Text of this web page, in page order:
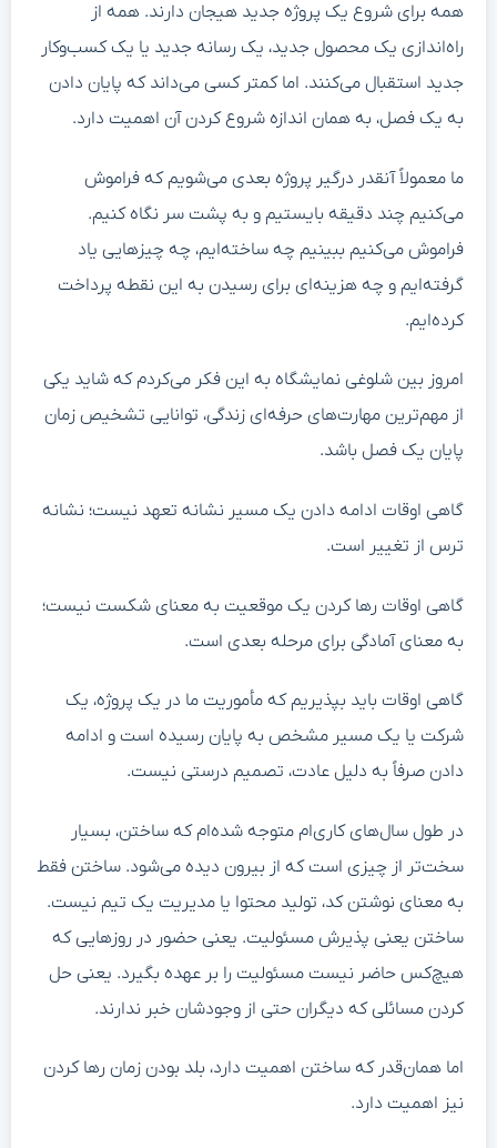
همه برای شروع یک پروژه جدید هیجان دارند. همه از
راه‌اندازی یک محصول جدید، یک رسانه جدید یا یک کسب‌وکار
جدید استقبال می‌کنند. اما کمتر کسی می‌داند که پایان دادن
به یک فصل، به همان اندازه شروع کردن آن اهمیت دارد.
ما معمولاً آنقدر درگیر پروژه بعدی می‌شویم که فراموش
می‌کنیم چند دقیقه بایستیم و به پشت سر نگاه کنیم.
فراموش می‌کنیم ببینیم چه ساخته‌ایم، چه چیزهایی یاد
گرفته‌ایم و چه هزینه‌ای برای رسیدن به این نقطه پرداخت
کرده‌ایم.
امروز بین شلوغی نمایشگاه به این فکر می‌کردم که شاید یکی
از مهم‌ترین مهارت‌های حرفه‌ای زندگی، توانایی تشخیص زمان
پایان یک فصل باشد.
گاهی اوقات ادامه دادن یک مسیر نشانه تعهد نیست؛ نشانه
ترس از تغییر است.
گاهی اوقات رها کردن یک موقعیت به معنای شکست نیست؛
به معنای آمادگی برای مرحله بعدی است.
گاهی اوقات باید بپذیریم که مأموریت ما در یک پروژه، یک
شرکت یا یک مسیر مشخص به پایان رسیده است و ادامه
دادن صرفاً به دلیل عادت، تصمیم درستی نیست.
در طول سال‌های کاری‌ام متوجه شده‌ام که ساختن، بسیار
سخت‌تر از چیزی است که از بیرون دیده می‌شود. ساختن فقط
به معنای نوشتن کد، تولید محتوا یا مدیریت یک تیم نیست.
ساختن یعنی پذیرش مسئولیت. یعنی حضور در روزهایی که
هیچ‌کس حاضر نیست مسئولیت را بر عهده بگیرد. یعنی حل
کردن مسائلی که دیگران حتی از وجودشان خبر ندارند.
اما همان‌قدر که ساختن اهمیت دارد، بلد بودن زمان رها کردن
نیز اهمیت دارد.